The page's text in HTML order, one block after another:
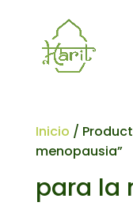
Inicio /
menopausia”
para la